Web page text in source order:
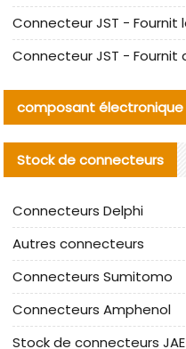
composant électronique
Stock de connecteurs
Connecteurs Delphi
Autres connecteurs
Connecteurs Sumitomo
Connecteurs Amphenol
Stock de connecteurs JAE